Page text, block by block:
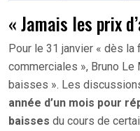
« Jamais les prix
Pour le 31 janvier « dès
commerciales », Bruno
baisses ». Les
année d’un mois pour
baisses du cours de